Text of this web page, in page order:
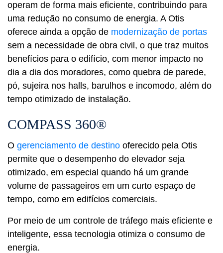
operam de forma mais eficiente, contribuindo para
uma redução no consumo de energia. A Otis
oferece ainda a opção de modernização de portas
sem a necessidade de obra civil, o que traz muitos
benefícios para o edifício, com menor impacto no
dia a dia dos moradores, como quebra de parede,
pó, sujeira nos halls, barulhos e incomodo, além do
tempo otimizado de instalação.
COMPASS 360®
O gerenciamento de destino oferecido pela Otis
permite que o desempenho do elevador seja
otimizado, em especial quando há um grande
volume de passageiros em um curto espaço de
tempo, como em edifícios comerciais.
Por meio de um controle de tráfego mais eficiente e
inteligente, essa tecnologia otimiza o consumo de
energia.